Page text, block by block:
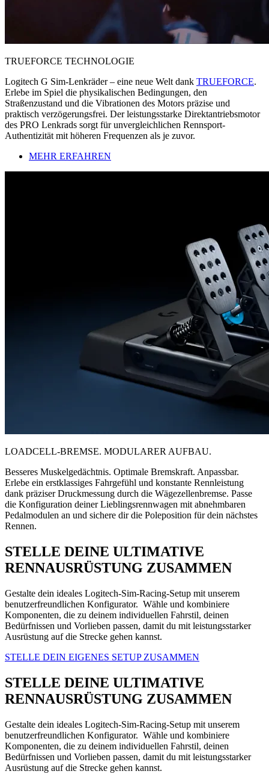
TRUEFORCE TECHNOLOGIE
Logitech G Sim-Lenkräder – eine neue Welt dank TRUEFORCE.
Erlebe im Spiel die physikalischen Bedingungen, den
Straßenzustand und die Vibrationen des Motors präzise und
praktisch verzögerungsfrei. Der leistungsstarke Direktantriebsmotor
des PRO Lenkrads sorgt für unvergleichlichen Rennsport-
Authentizität mit höheren Frequenzen als je zuvor.
MEHR ERFAHREN
LOADCELL-BREMSE. MODULARER AUFBAU.
Besseres Muskelgedächtnis. Optimale Bremskraft. Anpassbar.
Erlebe ein erstklassiges Fahrgefühl und konstante Rennleistung
dank präziser Druckmessung durch die Wägezellenbremse. Passe
die Konfiguration deiner Lieblingsrennwagen mit abnehmbaren
Pedalmodulen an und sichere dir die Poleposition für dein nächstes
Rennen.
STELLE DEINE ULTIMATIVE
RENNAUSRÜSTUNG ZUSAMMEN
Gestalte dein ideales Logitech-Sim-Racing-Setup mit unserem
benutzerfreundlichen Konfigurator. Wähle und kombiniere
Komponenten, die zu deinem individuellen Fahrstil, deinen
Bedürfnissen und Vorlieben passen, damit du mit leistungsstarker
Ausrüstung auf die Strecke gehen kannst.
STELLE DEIN EIGENES SETUP ZUSAMMEN
STELLE DEINE ULTIMATIVE
RENNAUSRÜSTUNG ZUSAMMEN
Gestalte dein ideales Logitech-Sim-Racing-Setup mit unserem
benutzerfreundlichen Konfigurator. Wähle und kombiniere
Komponenten, die zu deinem individuellen Fahrstil, deinen
Bedürfnissen und Vorlieben passen, damit du mit leistungsstarker
Ausrüstung auf die Strecke gehen kannst.